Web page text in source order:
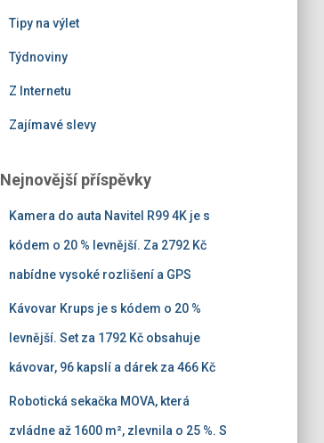
Tipy na výlet
Týdnoviny
Z Internetu
Zajímavé slevy
Nejnovější příspěvky
Kamera do auta Navitel R99 4K je s
kódem o 20 % levnější. Za 2792 Kč
nabídne vysoké rozlišení a GPS
Kávovar Krups je s kódem o 20 %
levnější. Set za 1792 Kč obsahuje
kávovar, 96 kapslí a dárek za 466 Kč
Robotická sekačka MOVA, která
zvládne až 1600 m², zlevnila o 25 %. S